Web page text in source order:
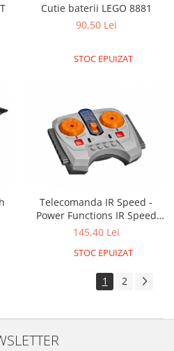
Cutie baterii LEGO 8881
90,50 Lei
STOC EPUIZAT
Telecomanda IR Speed -
Power Functions IR Speed
Remote Control - 8879
145,40 Lei
STOC EPUIZAT
1 2